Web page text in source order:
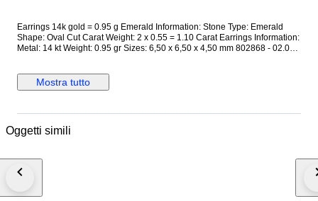
Earrings 14k gold = 0.95 g Emerald Information: Stone Type: Emerald
Shape: Oval Cut Carat Weight: 2 x 0.55 = 1.10 Carat Earrings Information:
Metal: 14 kt Weight: 0.95 gr Sizes: 6,50 x 6,50 x 4,50 mm 802868 - 02.007
not been researched for this specific item. PLEASE NOTE Your country of
residence may impose additional VAT, customs, and import fees which are
cancel/withdraw they will bear the risk, cost of all shipping, and return
tracking number by FEDEX. To offer our customers the most efficient and
unnecessary costs for the buyer. We will provide full support throughout
Mostra tutto
Oggetti simili